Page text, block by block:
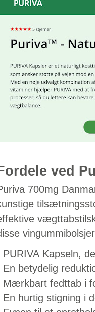
ved
700mg
PURIVA Kapseln,
En betydelig
Mærkbart fedttab i
En hurtig stigning i